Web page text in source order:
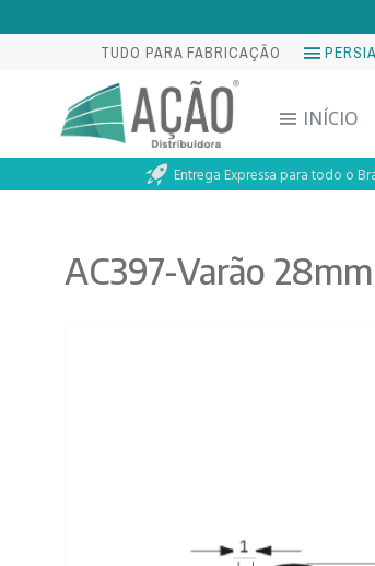
TUDO PARA FABRICAÇÃO
INÍCIO
Entrega Expressa para todo o
AC397-Varão